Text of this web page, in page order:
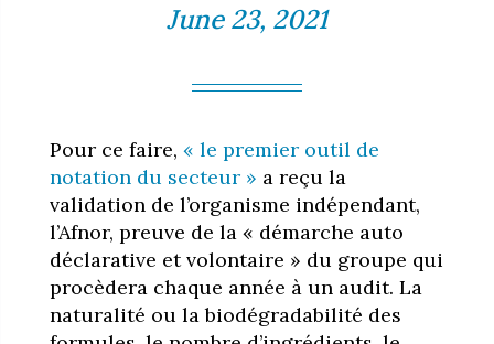
June 23, 2021
Pour ce faire, « le premier outil de
notation du secteur » a reçu la
validation de l’organisme indépendant,
l’Afnor, preuve de la « démarche auto
déclarative et volontaire » du groupe qui
procèdera chaque année à un audit. La
naturalité ou la biodégradabilité des